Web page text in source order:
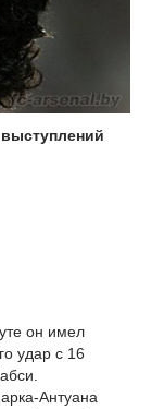
он имел
удар с 16
Антуана